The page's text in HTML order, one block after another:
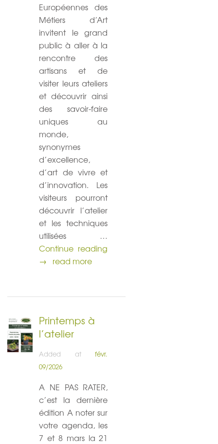
Européennes des
Métiers d’Art
invitent le grand
public à aller à la
rencontre des
artisans et de
visiter leurs ateliers
et découvrir ainsi
des savoir-faire
uniques au
monde,
synonymes
d’excellence,
d’art de vivre et
d’innovation. Les
visiteurs pourront
découvrir l’atelier
et les techniques
utilisées …
Continue reading
→ read more
Printemps à
l’atelier
Added atfévr.
09/2026
A NE PAS RATER,
c’est la dernière
édition A noter sur
votre agenda, les
7 et 8 mars la 21